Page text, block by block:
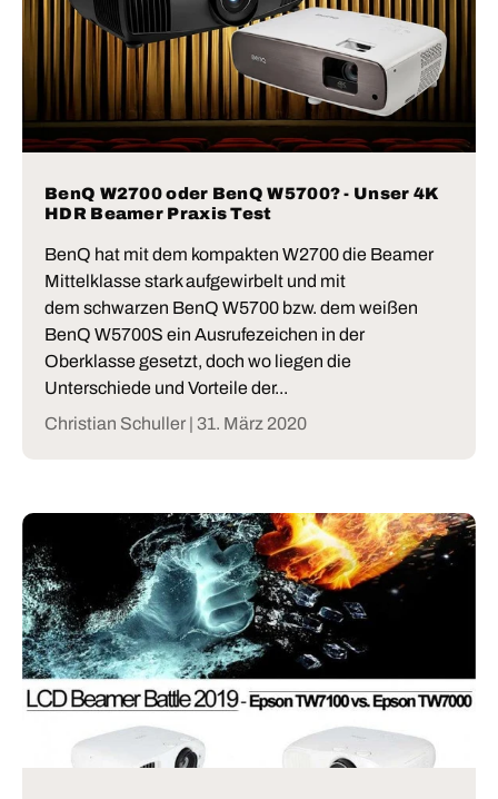
BenQ W2700 oder BenQ W5700? - Unser 4K
HDR Beamer Praxis Test
BenQ hat mit dem kompakten W2700 die Beamer
Mittelklasse stark aufgewirbelt und mit
dem schwarzen BenQ W5700 bzw. dem weißen
BenQ W5700S ein Ausrufezeichen in der
Oberklasse gesetzt, doch wo liegen die
Unterschiede und Vorteile der...
Christian Schuller | 31. März 2020